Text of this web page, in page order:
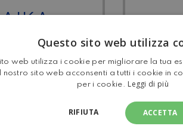
Questo sito web utilizza
web utilizza i cookie per migliorare la tua
nostro sito web acconsenti a tutti i cookie in
per i cookie. Leggi di più
ACCETTA
RIFIUTA